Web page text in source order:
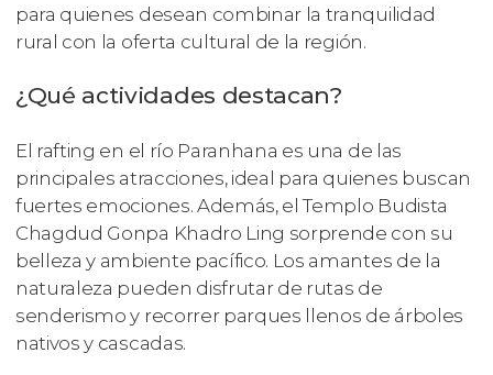
para quienes desean combinar la tranquilidad
rural con la oferta cultural de la región.
¿Qué actividades destacan?
El rafting en el río Paranhana es una de las
principales atracciones, ideal para quienes buscan
fuertes emociones. Además, el Templo Budista
Chagdud Gonpa Khadro Ling sorprende con su
belleza y ambiente pacífico. Los amantes de la
naturaleza pueden disfrutar de rutas de
senderismo y recorrer parques llenos de árboles
nativos y cascadas.